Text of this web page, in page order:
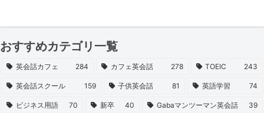
おすすめカテゴリ一覧
英会話カフェ 284 カフェ英会話 278 TOEIC 243
英会話スクール 159 子供英会話 81 英語学習 74
ビジネス用語 70 新卒 40 Gabaマンツーマン英会話 39